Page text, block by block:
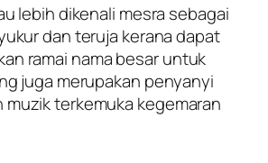
lebih dikenali mesra sebagai
dan teruja kerana dapat
ramai nama besar untuk
juga merupakan penyanyi
muzik terkemuka kegemaran